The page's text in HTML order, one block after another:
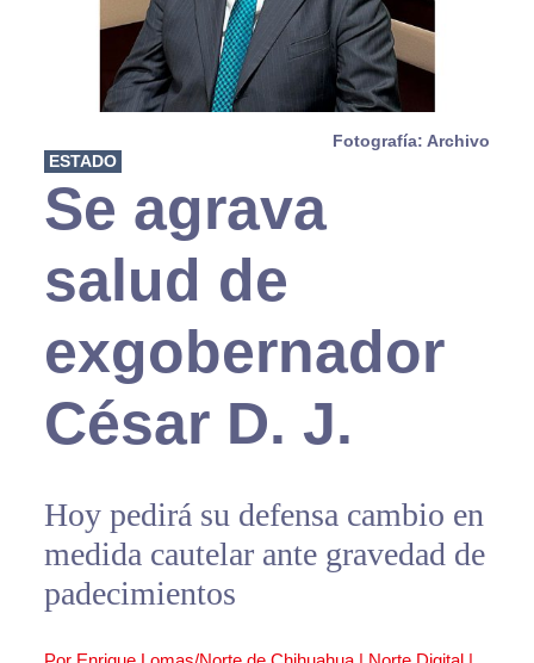
Fotografía: Archivo
ESTADO
Se agrava
salud de
exgobernador
César D. J.
Hoy pedirá su defensa cambio en
medida cautelar ante gravedad de
padecimientos